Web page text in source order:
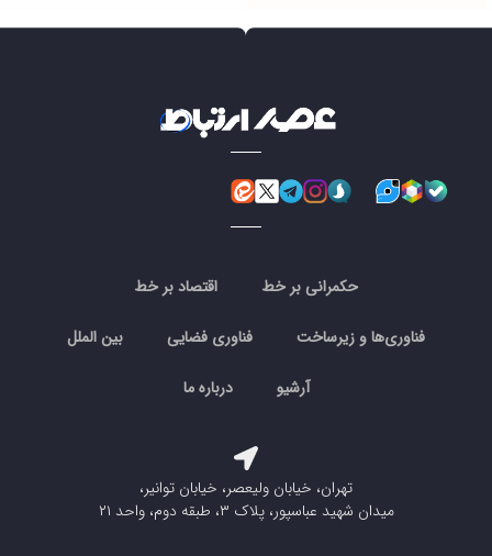
حکمرانی بر خط اقتصاد بر خط
فناوری‌ها و زیرساخت فناوری فضایی بین الملل
آرشیو درباره ما
تهران، خیابان ولیعصر، خیابان توانیر،
میدان شهید عباسپور، پلاک ۳، طبقه دوم، واحد ۲۱